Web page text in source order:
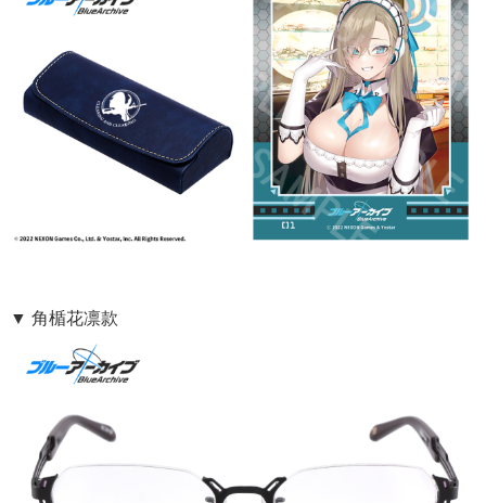
▼ 角楯花凛款